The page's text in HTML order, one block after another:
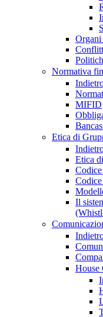
Organi
Normativa
MIFID
Etica di
Etica
Il
House